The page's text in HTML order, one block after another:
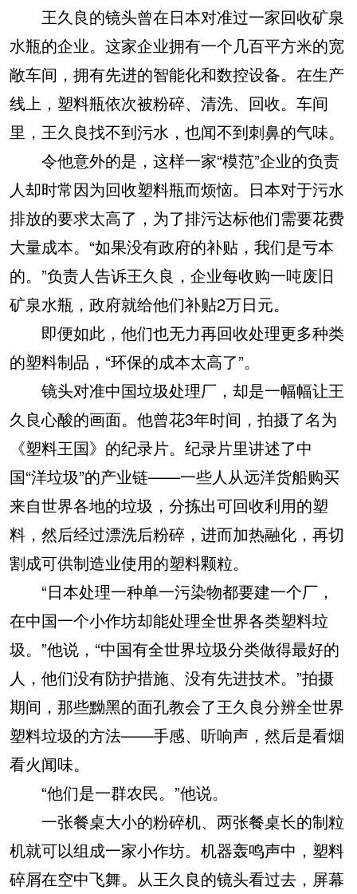
王久良的镜头曾在日本对准过一家回收矿泉
水瓶的企业。这家企业拥有一个几百平方米的宽
敞车间，拥有先进的智能化和数控设备。在生产
线上，塑料瓶依次被粉碎、清洗、回收。车间
里，王久良找不到污水，也闻不到刺鼻的气味。
令他意外的是，这样一家“模范”企业的负责
人却时常因为回收塑料瓶而烦恼。日本对于污水
排放的要求太高了，为了排污达标他们需要花费
大量成本。“如果没有政府的补贴，我们是亏本
的。”负责人告诉王久良，企业每收购一吨废旧
矿泉水瓶，政府就给他们补贴2万日元。
即便如此，他们也无力再回收处理更多种类
的塑料制品，“环保的成本太高了”。
镜头对准中国垃圾处理厂，却是一幅幅让王
久良心酸的画面。他曾花3年时间，拍摄了名为
《塑料王国》的纪录片。纪录片里讲述了中
国“洋垃圾”的产业链——一些人从远洋货船购买
来自世界各地的垃圾，分拣出可回收利用的塑
料，然后经过漂洗后粉碎，进而加热融化，再切
割成可供制造业使用的塑料颗粒。
“日本处理一种单一污染物都要建一个厂，
在中国一个小作坊却能处理全世界各类塑料垃
圾。”他说，“中国有全世界垃圾分类做得最好的
人，他们没有防护措施、没有先进技术。”拍摄
期间，那些黝黑的面孔教会了王久良分辨全世界
塑料垃圾的方法——手感、听响声，然后是看烟
看火闻味。
“他们是一群农民。”他说。
一张餐桌大小的粉碎机、两张餐桌长的制粒
机就可以组成一家小作坊。机器轰鸣声中，塑料
碎屑在空中飞舞。从王久良的镜头看过去，屏幕